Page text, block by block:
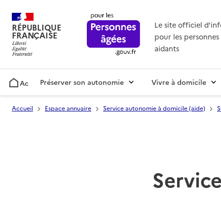
RÉPUBLIQUE
FRANÇAISE
Le site officiel
pour les personnes
aidants
AccueilPréserver son autonomie Vivre à domicile
Accueil Espace annuaire Service autonomie à domicile (aide)